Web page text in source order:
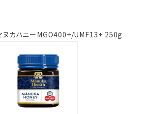
ヌカハニーMGO400+/UMF13+ 250g